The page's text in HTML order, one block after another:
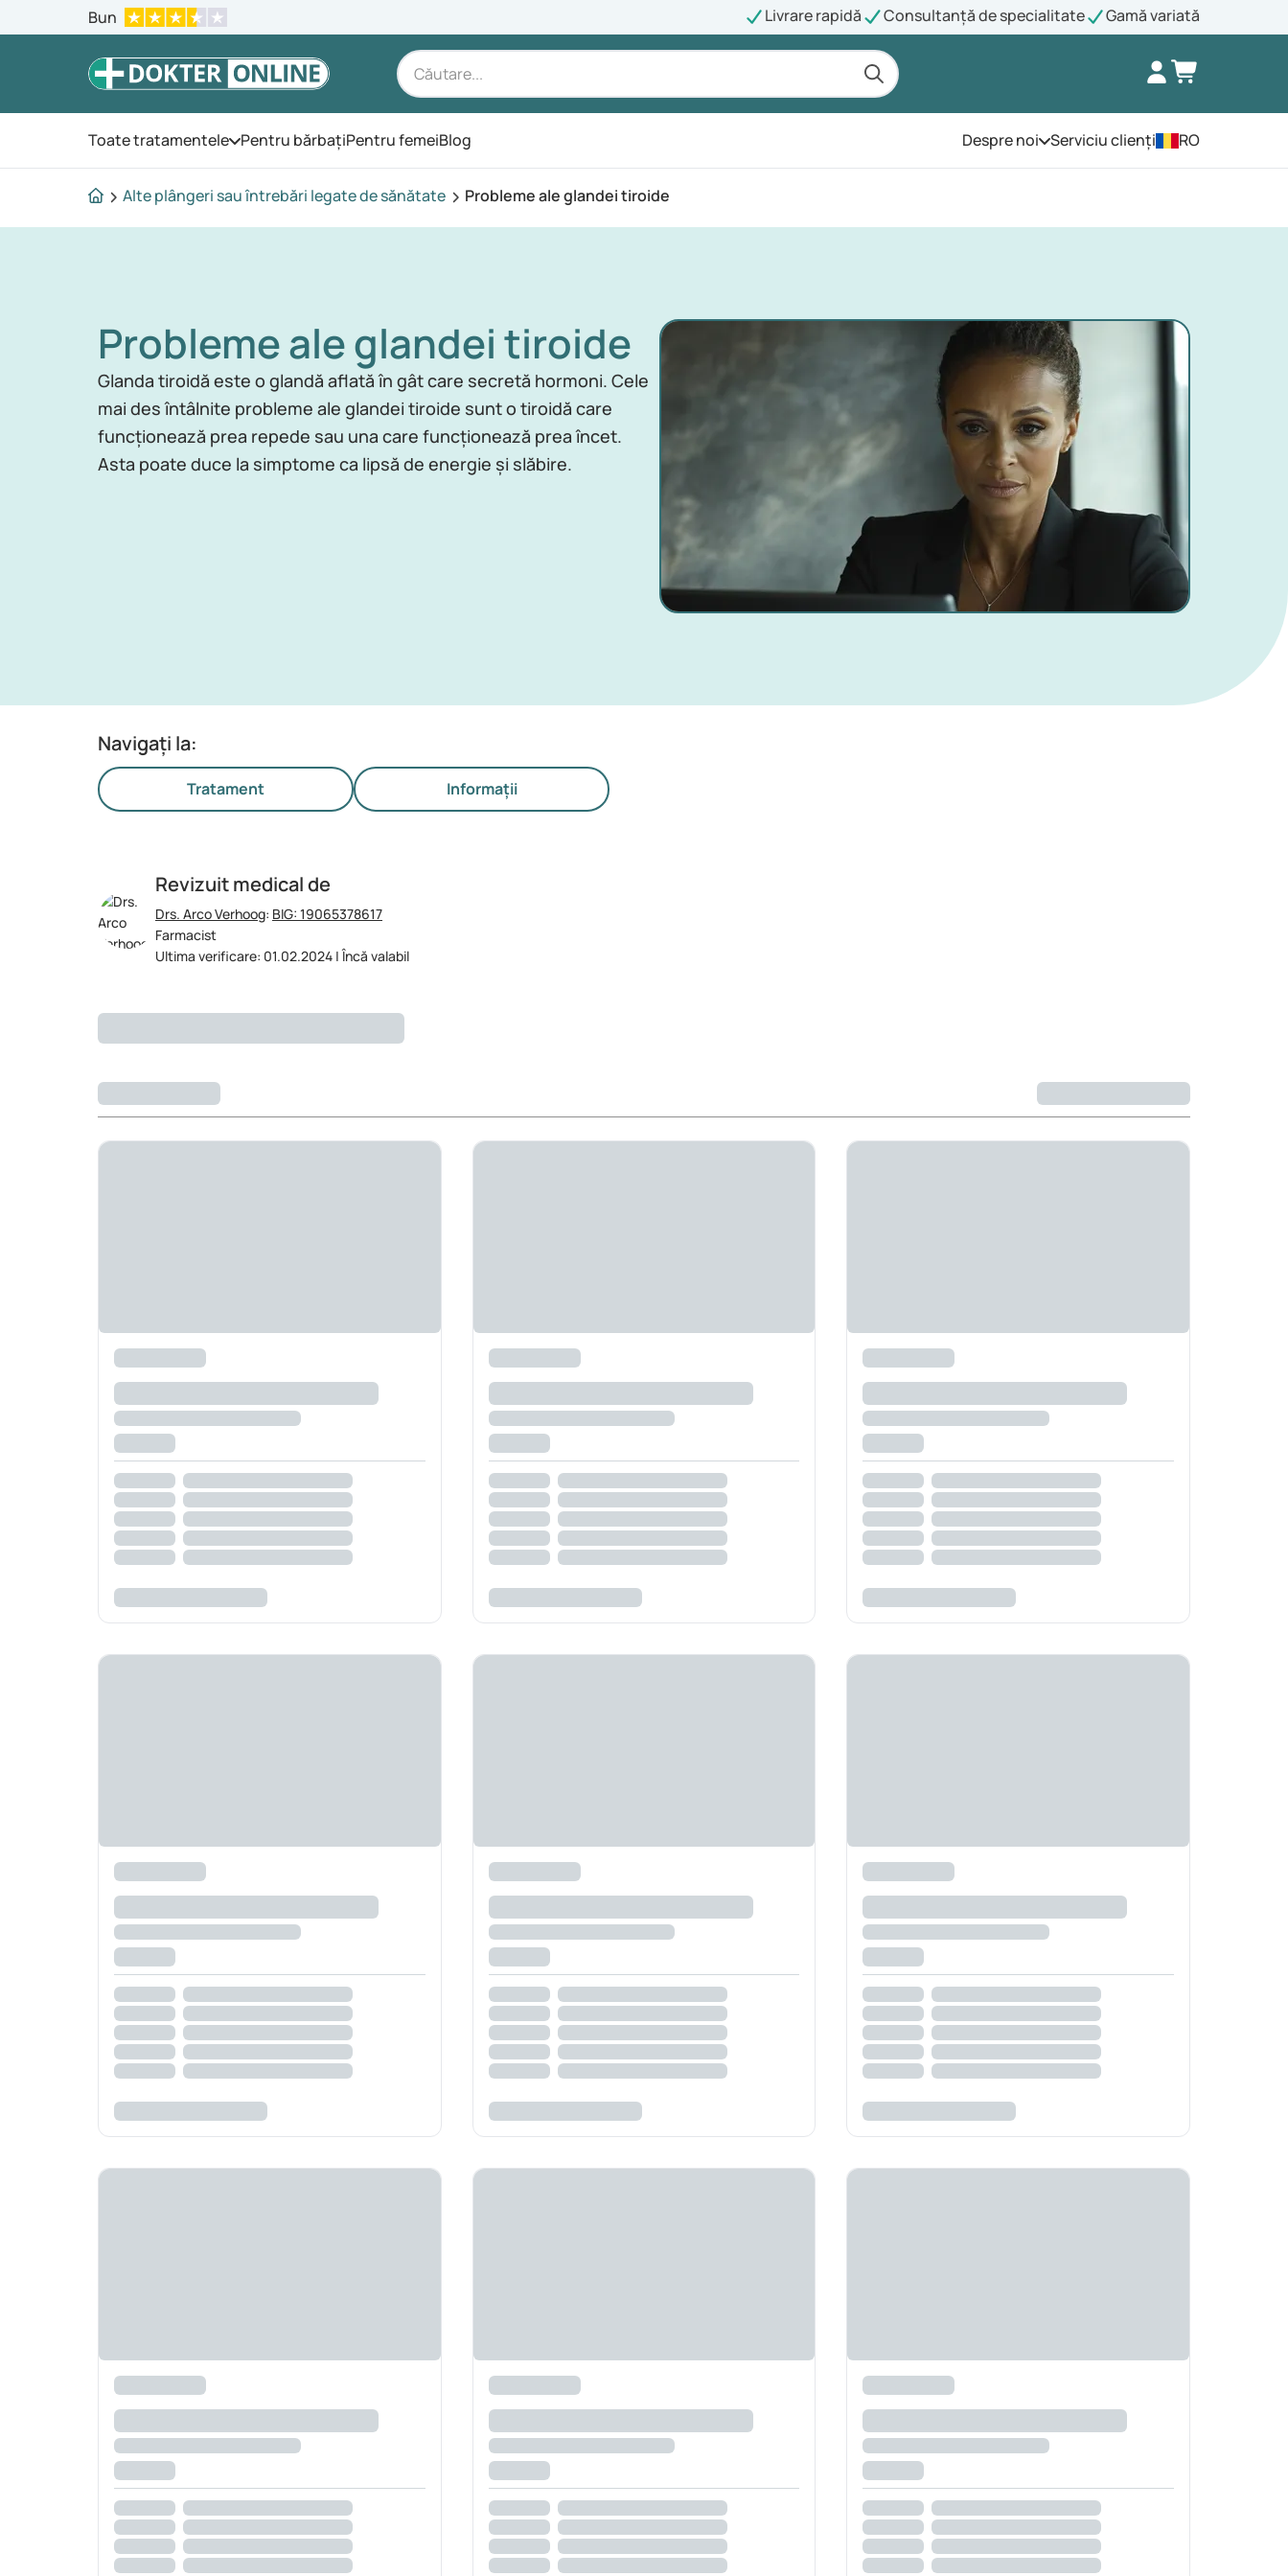
Bun Livrare rapidă Consultanță de specialitate Gamă variată
Toate tratamenteleDeschide meniul
Pentru bărbațiPentru femeiBlog Despre noi Deschide meniul
Serviciu clienți RO
Alte plângeri sau întrebări legate de sănătate Probleme ale glandei tiroide
Probleme ale glandei tiroide
Glanda tiroidă este o glandă aflată în gât care secretă hormoni. Cele
mai des întâlnite probleme ale glandei tiroide sunt o tiroidă care
funcționează prea repede sau una care funcționează prea încet.
Asta poate duce la simptome ca lipsă de energie și slăbire.
Navigați la:
Tratament Informații
Revizuit medical de
Drs. Arco Verhoog: BIG: 19065378617
Farmacist
Ultima verificare: 01.02.2024 | Încă valabil